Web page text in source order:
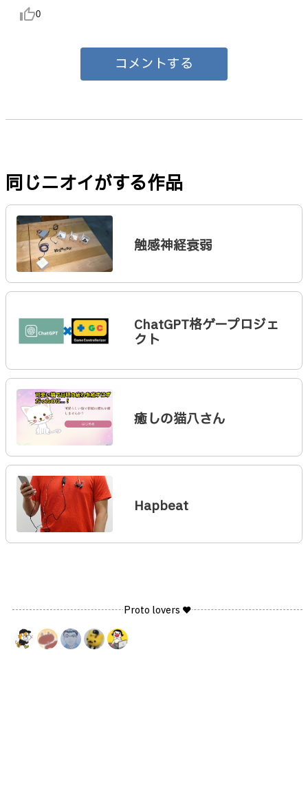
thumb_up_alt0
コメントする
同じニオイがする作品
触感神経衰弱
ChatGPT格ゲープロジェ
クト
癒しの猫八さん
Hapbeat
Proto lovers ♥